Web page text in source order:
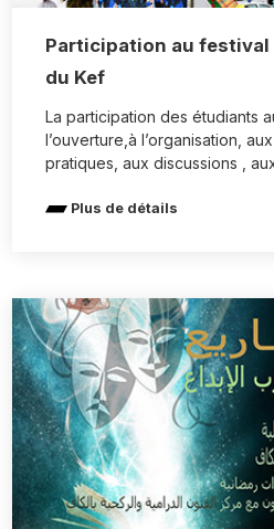
Participation au
du Kef
La participation des étudiants
l’ouverture,à l’organisation,
pratiques, aux discussions ,
Plus de détails